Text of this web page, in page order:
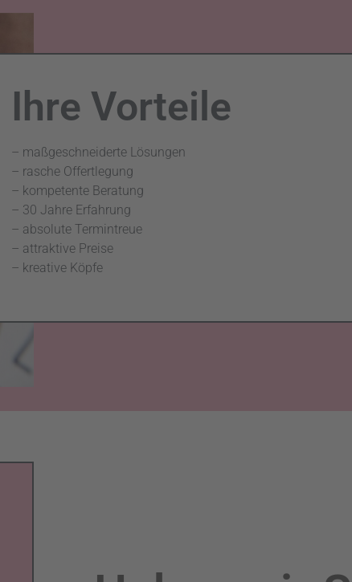
Ihre Vorteile
– maßgeschneiderte Lösungen
– rasche Offertlegung
– kompetente Beratung
– 30 Jahre Erfahrung
– absolute Termintreue
– attraktive Preise
– kreative Köpfe